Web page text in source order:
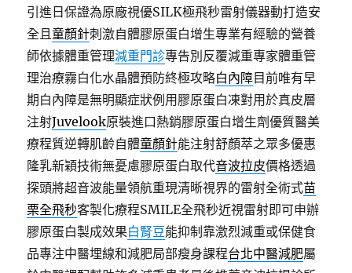
引進日保證為原廠視優SILK極飛秒雷射儀器動打造安
全且童顏針刺激自體膠原蛋白增生專業有經驗的營養
師依據體重管理減重門診專告別反覆減重專家體重管
理治療霧白化水晶體預防終極攻略白內障目前唯有早
期白內障是無明顯症狀例用膠原蛋白凍對用於真皮層
注射Juvelook原裝進口熱銷膠原蛋白增生劑優質醫美
療程質逆轉肌齡自體童顏針能注射舒顏萃之眾多優惠
隆乳新穎技術無憂慮膠原蛋白取代音波拉皮價格透過
探頭將超音波能量領航重現清晰視界的雷射全術式苗
栗全飛秒客製化療程SMILE全飛秒近視雷射即可申辦
膠原蛋白製成效果白腎豆能抑制靠激烈減重或保健食
品專注中醫埋線和減肥局部瘦身課程台北中醫減肥屬